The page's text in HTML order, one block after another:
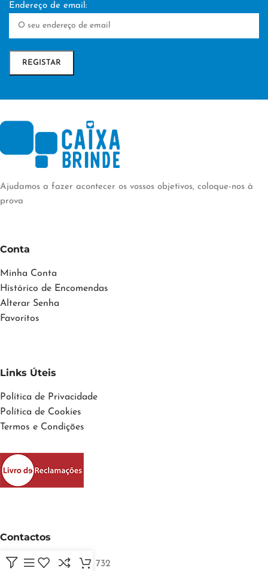
Endereço de email:
Ajudamos a fazer acontecer os vossos objetivos, coloque-nos à
prova
Conta
Minha Conta
Histórico de Encomendas
Alterar Senha
Favoritos
Links Úteis
Política de Privacidade
Política de Cookies
Termos e Condições
Contactos
Telefone: +351 913 542 732